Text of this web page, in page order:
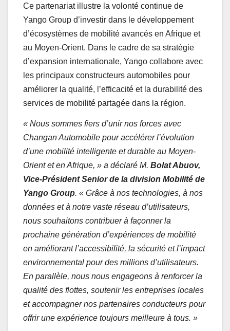
Ce partenariat illustre la volonté continue de
Yango Group d’investir dans le développement
d’écosystèmes de mobilité avancés en Afrique et
au Moyen-Orient. Dans le cadre de sa stratégie
d’expansion internationale, Yango collabore avec
les principaux constructeurs automobiles pour
améliorer la qualité, l’efficacité et la durabilité des
services de mobilité partagée dans la région.
« Nous sommes fiers d’unir nos forces avec
Changan Automobile pour accélérer l’évolution
d’une mobilité intelligente et durable au Moyen-
Orient et en Afrique, » a déclaré M. Bolat Abuov,
Vice-Président Senior de la division Mobilité de
Yango Group. « Grâce à nos technologies, à nos
données et à notre vaste réseau d’utilisateurs,
nous souhaitons contribuer à façonner la
prochaine génération d’expériences de mobilité
en améliorant l’accessibilité, la sécurité et l’impact
environnemental pour des millions d’utilisateurs.
En parallèle, nous nous engageons à renforcer la
qualité des flottes, soutenir les entreprises locales
et accompagner nos partenaires conducteurs pour
offrir une expérience toujours meilleure à tous. »